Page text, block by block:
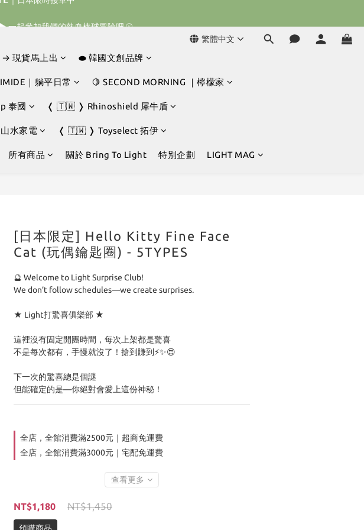
參加我們的熱血棒球冒險吧 ⚾️
繁體中文
→ 現貨馬上出 ⬬ 韓國文創品牌
｜躺平日常 🍋 SECOND MORNING ｜檸檬家
泰國 ❬ 🇹🇼 ❭ Rhinoshield 犀牛盾
水家電 ❬ 🇹🇼 ❭ Toyselect 拓伊
所有商品 關於 Bring To Light 特別企劃 LIGHT MAG
[日本限定] Hello Kitty Fine Face
Cat (玩偶鑰匙圈) - 5TYPES
🔮 Welcome to Light Surprise Club!
We don’t follow schedules—we create surprises.
★ Light打驚喜俱樂部 ★
這裡沒有固定開團時間，每次上架都是驚喜
不是每次都有，手慢就沒了！搶到賺到⚡️✨😍
下一次的驚喜總是個謎
但能確定的是—你絕對會愛上這份神秘！
全店，全館消費滿2500元｜超商免運費
全店，全館消費滿3000元｜宅配免運費
查看更多
NT$1,180 NT$1,450